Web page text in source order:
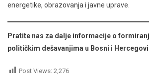
energetike, obrazovanja i javne uprave.
Pratite nas za dalje informacije o
političkim dešavanjima u Bosni i
Post Views: 2,276